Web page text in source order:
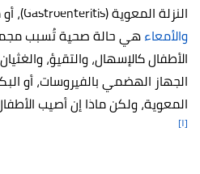
النزلة المعوية (Gastroenteritis)، أو ما تُعرف
والأمعاءهي حالة صحية تُسبب
الأطفال كالإسهال، والتقيؤ،
الجهاز الهضمي بالفيروسات، أو
المعوية، ولكن ماذا إن أصيب
[١]